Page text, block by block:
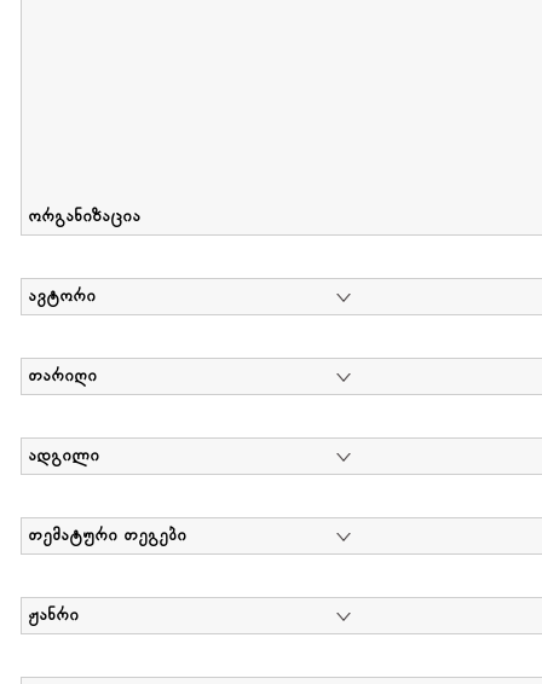
ორგანიზაცია
ავტორი
თარიღი
ადგილი
თემატური თეგები
ჟანრი